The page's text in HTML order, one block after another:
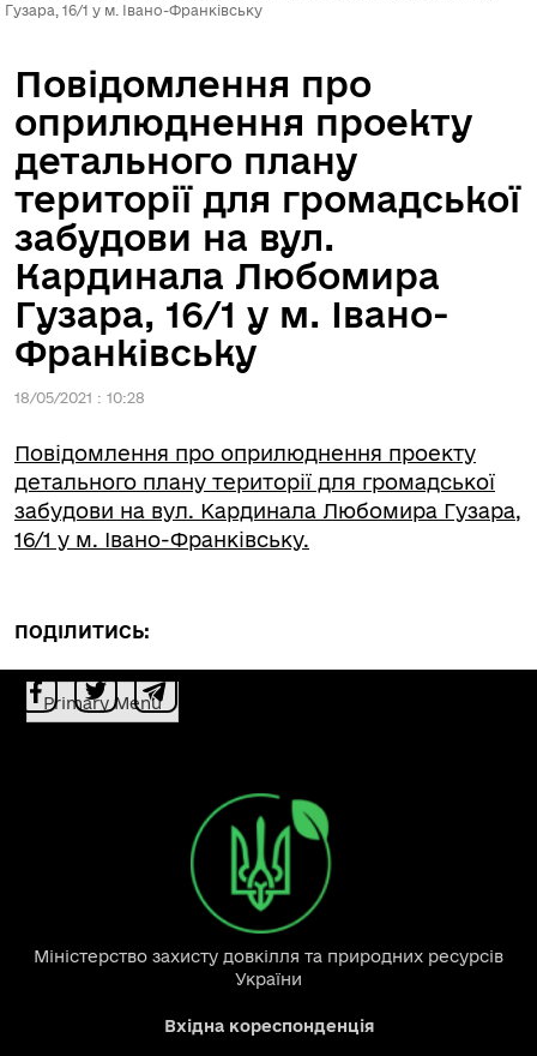
Гузара, 16/1 у м. Івано-Франківську
Повідомлення про
оприлюднення проекту
детального плану
території для громадської
забудови на вул.
Кардинала Любомира
Гузара, 16/1 у м. Івано-
Франківську
18/05/2021 : 10:28
Повідомлення про оприлюднення проекту
детального плану території для громадської
забудови на вул. Кардинала Любомира Гузара,
16/1 у м. Івано-Франківську.
ПОДІЛИТИСЬ:
Primary Menu
Міністерство захисту довкілля та природних ресурсів
України
Вхідна кореспонденція